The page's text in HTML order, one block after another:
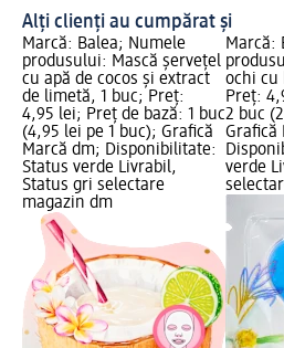
Alți clienți au cumpărat și
Marcă: Balea; Numele
produsului: Mască șervețel
cu apă de cocos și extract
de limetă, 1 buc; Preț:
4,95 lei; Preț de bază: 1 buc
(4,95 lei pe 1 buc); Grafică
Marcă dm; Disponibilitate:
Status verde Livrabil,
Status gri selectare
magazin dm
Marcă:
ochi cu
Preț:
2 buc
Grafică
verde